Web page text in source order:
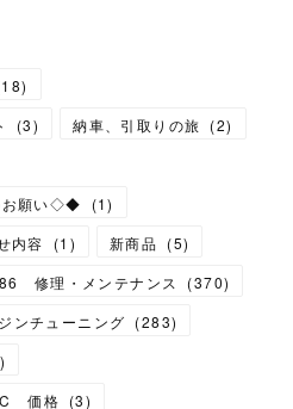
18)
(3) 納車、引取りの旅 (2)
お願い◇◆
(1)
内容
(1 ) 新商品 (5)
修理・メンテナンス (370)
ンチューニング (283)
)
価格 (3)